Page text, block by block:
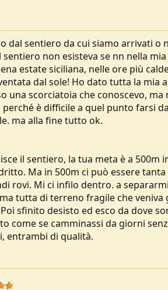
dal sentiero da cui siamo arrivati o
sentiero non esisteva se nn nella
estate siciliana, nelle ore più
dal sole! Ho dato tutta la mia
una scorciatoia che conoscevo,
è difficile a quel punto farsi
ma alla fine tutto ok.
il sentiero, la tua meta è a 500m
Ma in 500m ci può essere
rovi. Mi ci infilo dentro. a
tutta di terreno fragile che veniva
sfinito desisto ed esco da dove
come se camminassi da giorni
entrambi di qualità.